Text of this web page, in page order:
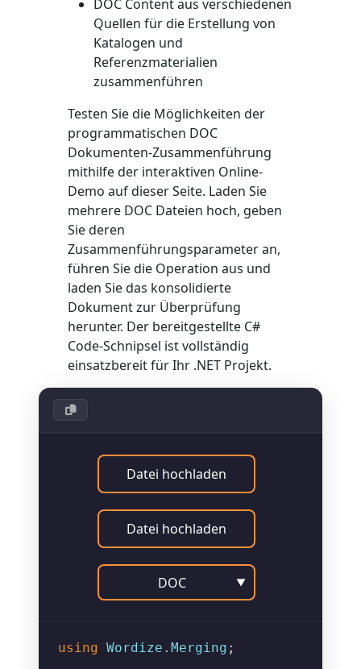
DOC Content aus verschiedenen
Quellen für die Erstellung von
Katalogen und
Referenzmaterialien
zusammenführen
Testen Sie die Möglichkeiten der
programmatischen DOC
Dokumenten-Zusammenführung
mithilfe der interaktiven Online-
Demo auf dieser Seite. Laden Sie
mehrere DOC Dateien hoch, geben
Sie deren
Zusammenführungsparameter an,
führen Sie die Operation aus und
laden Sie das konsolidierte
Dokument zur Überprüfung
herunter. Der bereitgestellte C#
Code-Schnipsel ist vollständig
einsatzbereit für Ihr .NET Projekt.
Datei hochladen
Datei hochladen
DOC ▼
using Wordize . Merging ;